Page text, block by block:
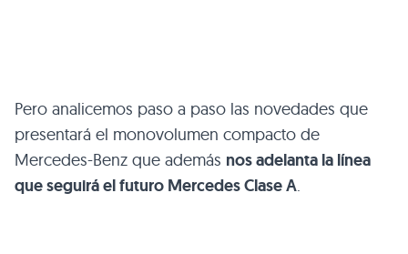
Pero analicemos paso a paso las novedades que
presentará el monovolumen compacto de
Mercedes-Benz que además nos adelanta la línea
que seguirá el futuro Mercedes Clase A.